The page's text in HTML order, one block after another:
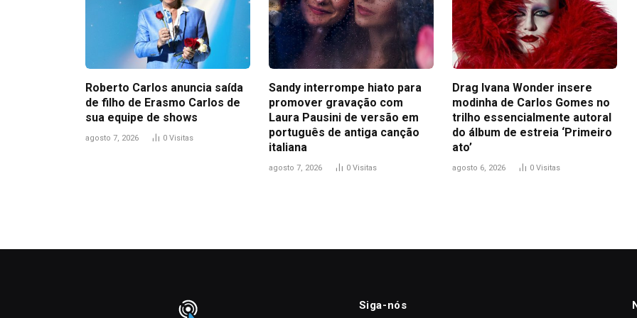
Roberto Carlos anuncia saída
de filho de Erasmo Carlos de
sua equipe de shows
agosto 7, 2026 0 Visitas
Sandy interrompe hiato para
promover gravação com
Laura Pausini de versão em
português de antiga canção
italiana
agosto 7, 2026 0 Visitas
Drag Ivana Wonder insere
modinha de Carlos Gomes no
trilho essencialmente autoral
do álbum de estreia ‘Primeiro
ato’
agosto 6, 2026 0 Visitas
Siga-nós